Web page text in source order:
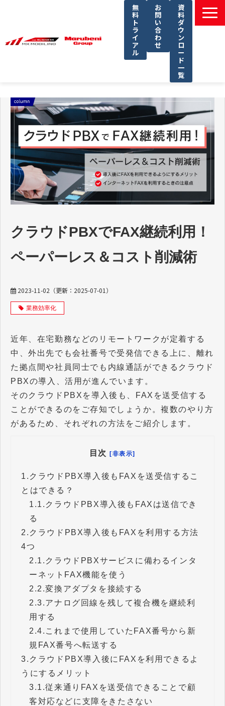
無
料
ト
ラ
イ
ア
ル
お
問
い
合
わ
せ
資
料
ダ
ウ
ン
ロ
ー
ド
一
覧
課題別ソリューション一覧
サービス一覧
導入事例
セミナー
コラム
よくあるご質問
クラウドPBXでFAX継続利用！
ペーパーレス＆コスト削減術
2023-11-02 （更新： 2025-07-01 ）
業務効率化
近年、在宅勤務などのリモートワークが定着する
中、外出先でも会社番号で受発信できる上に、離れ
た拠点間や社員同士でも内線通話ができるクラウド
PBXの導入、活用が進んでいます。
そのクラウドPBXを導入後も、FAXを送受信する
ことができるのをご存知でしょうか。複数のやり方
があるため、それぞれの方法をご紹介します。
目次 [非表示]
1. クラウドPBX導入後もFAXを送受信するこ
とはできる？
1.1. クラウドPBX導入後もFAXは送信でき
る
2. クラウドPBX導入後もFAXを利用する方法
4つ
2.1. クラウドPBXサービスに備わるインタ
ーネットFAX機能を使う
2.2.変換アダプタを接続する
2.3.アナログ回線を残して複合機を継続利
用する
2.4. これまで使用していたFAX番号から新
規FAX番号へ転送する
3. クラウドPBX導入後にFAXを利用できるよ
うにするメリット
3.1.従来通りFAXを送受信できることで顧
客対応などに支障をきたさない